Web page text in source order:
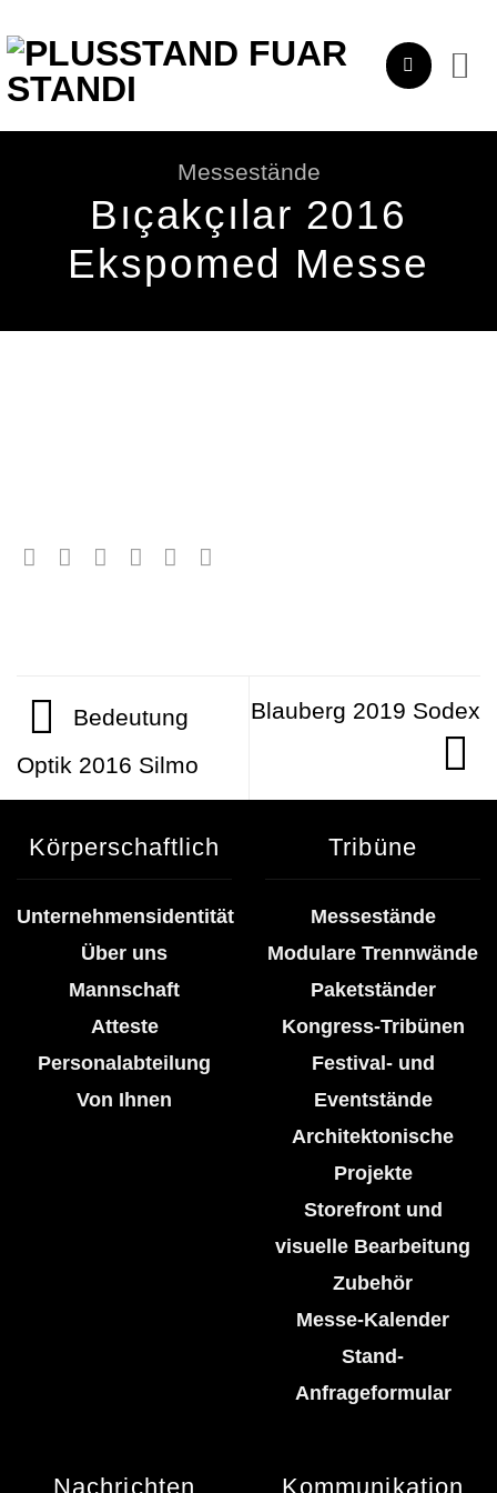
Inhalt
springen
Messestände
Bıçakçılar 2016
Ekspomed Messe
Bedeutung
Optik 2016 Silmo
Blauberg 2019 Sodex
Körperschaftlich
Unternehmensidentität
Über uns
Mannschaft
Atteste
Personalabteilung
Von Ihnen
Tribüne
Messestände
Modulare Trennwände
Paketständer
Kongress-Tribünen
Festival- und
Eventstände
Architektonische
Projekte
Storefront und
visuelle Bearbeitung
Zubehör
Messe-Kalender
Stand-
Anfrageformular
Nachrichten Kommunikation